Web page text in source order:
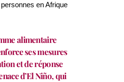
en Afrique
alimentaire
ses mesures
et de réponse
d’El Niño, qui